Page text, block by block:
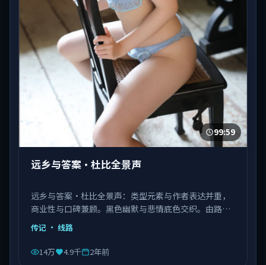
99:59
远乡与答案·杜比全景声
远乡与答案·杜比全景声：类型元素与作者表达并重，
商业性与口碑兼顾。黑色幽默与悲情底色交织。由路阳
执导，张译、肖战、杨紫琼等主演，中国香港出品，类
型为传记。
传记 · 线路
14万 4.9千 2年前